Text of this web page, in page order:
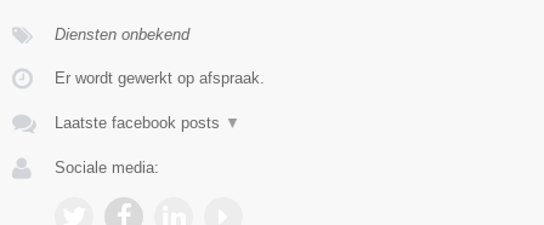
Diensten onbekend
Er wordt gewerkt op afspraak.
Laatste facebook posts ▼
Sociale media: